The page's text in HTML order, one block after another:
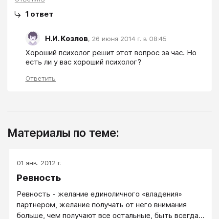
1 ответ
Н.И. Козлов, 26 июня 2014 г. в 08:45
Хороший психолог решит этот вопрос за час. Но
есть ли у вас хороший психолог?
Ответить
Материалы по теме:
01 янв. 2012 г.
Ревность
Ревность - желание единоличного «владения»
партнером, желание получать от него внимания
больше, чем получают все остальные, быть всегда в